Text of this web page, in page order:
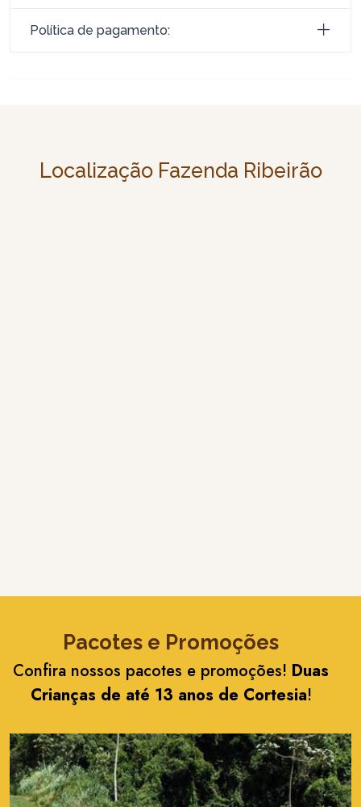
Política de pagamento:
Localização Fazenda Ribeirão
Pacotes e Promoções
Confira nossos pacotes e promoções! Duas
Crianças de até 13 anos de Cortesia!